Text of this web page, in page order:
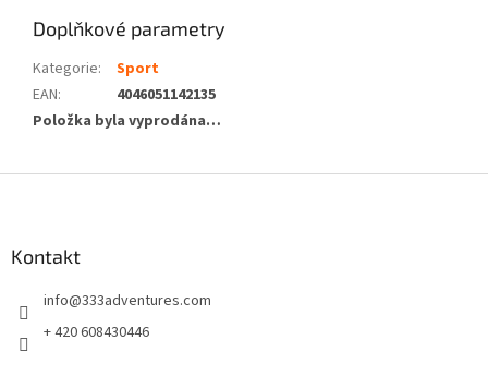
Doplňkové parametry
Kategorie:
Sport
EAN:
4046051142135
Položka byla vyprodána…
Kontakt
info@333adventures.com
+ 420 608430446